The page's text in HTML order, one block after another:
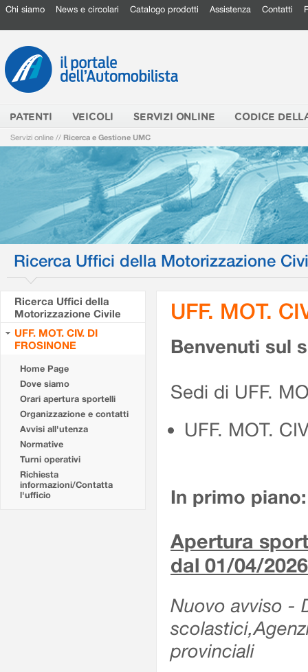
Chi siamo News e circolari Catalogo prodotti Assistenza Contatti
PATENTI VEICOLI SERVIZI ONLINE CODICE
Servizi online // Ricerca e Gestione UMC
Ricerca Uffici della Motorizzazione
Ricerca Uffici della
Motorizzazione Civile
UFF. MOT. CIV. DI
FROSINONE
Home Page
Dove siamo
Orari apertura sportelli
Organizzazione e contatti
Avvisi all'utenza
Normative
Turni operativi
Richiesta
informazioni/Contatta
l'ufficio
UFF. MOT.
Benvenuti sul
Sedi di UFF.
UFF. MOT.
In primo piano:
Apertura
dal 01/04/2026
Nuovo avviso -
provinciali